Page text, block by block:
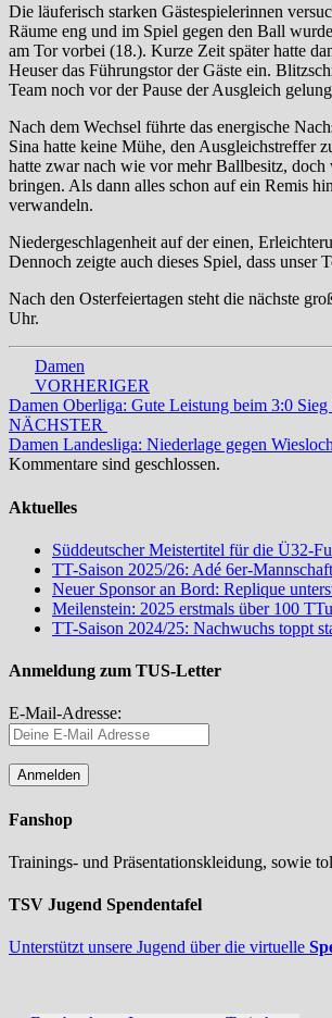
Die läuferisch starken Gästespielerinnen
Räume eng und im Spiel gegen den Ball
am Tor vorbei (18.). Kurze Zeit später hatte
Heuser das Führungstor der Gäste ein.
Team noch vor der Pause der Ausgleich
Nach dem Wechsel führte das energische
Sina hatte keine Mühe, den Ausgleichstreffer
hatte zwar nach wie vor mehr Ballbesitz,
bringen. Als dann alles schon auf ein Remis
verwandeln.
Niedergeschlagenheit auf der einen,
Dennoch zeigte auch dieses Spiel, dass unser
Nach den Osterfeiertagen steht die nächste
Uhr.
Damen
Beitrags-
Navigation
VORHERIGER
Damen Oberliga: Gute Leistung beim 3:0 Sieg
NÄCHSTER
Damen Landesliga: Niederlage gegen Wiesloch
Kommentare sind geschlossen.
Aktuelles
Süddeutscher Meistertitel für die Ü32-
TT-Saison 2025/26: Adé 6er-Mannschaft
Neuer Sponsor an Bord: Replique
Meilenstein: 2025 erstmals über 100
TT-Saison 2024/25: Nachwuchs toppt
Anmeldung zum TUS-Letter
E-Mail-Adresse:
Fanshop
Trainings- und Präsentationskleidung, sowie
TSV Jugend Spendentafel
Unterstützt unsere Jugend über die virtuelle